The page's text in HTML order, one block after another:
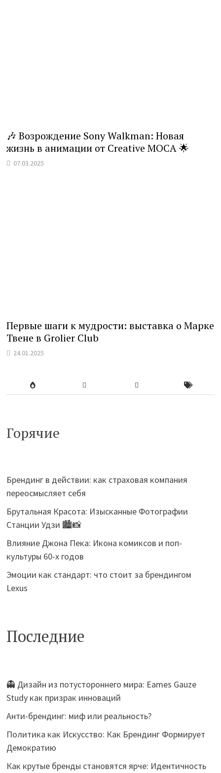
🎶 Возрождение Sony Walkman: Новая
жизнь в анимации от Creative MOCA 🌟
07.03.2025
Первые шаги к мудрости: выставка о Марке
Твене в Grolier Club
24.01.2025
Горячие
Брендинг в действии: как страховая компания
переосмысляет себя
Брутальная Красота: Изысканные Фотографии
Станции Удзи 🏙️📸
Влияние Джона Пека: Икона комиксов и поп-
культуры 60-х годов
Эмоции как стандарт: что стоит за брендингом
Lexus
Последние
👻 Дизайн из потустороннего мира: Eames Gauze
Study как призрак инноваций
Анти-брендинг: миф или реальность?
Политика как Искусство: Как Брендинг Формирует
Демократию
Как крутые бренды становятся ярче: Идентичность